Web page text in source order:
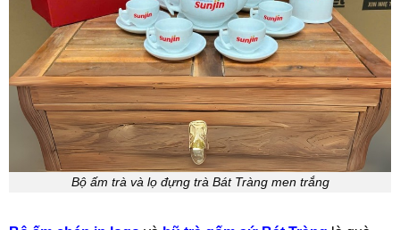
Bộ ấm trà và lọ đựng trà Bát Tràng men trắng